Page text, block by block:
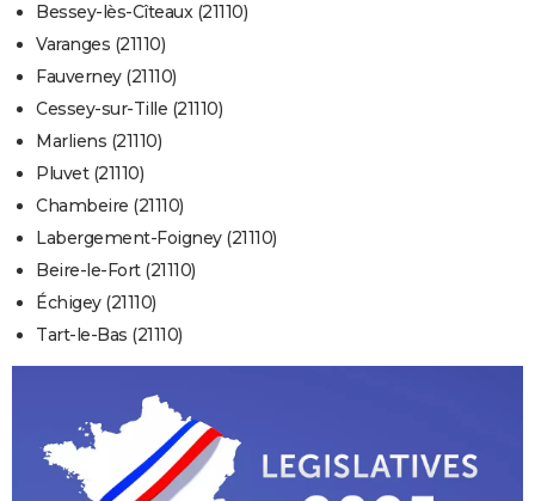
Bessey-lès-Cîteaux (21110)
Varanges (21110)
Fauverney (21110)
Cessey-sur-Tille (21110)
Marliens (21110)
Pluvet (21110)
Chambeire (21110)
Labergement-Foigney (21110)
Beire-le-Fort (21110)
Échigey (21110)
Tart-le-Bas (21110)